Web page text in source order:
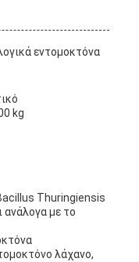
εντομοκτόνα
kg
Thuringiensis
με το
λάχανο,